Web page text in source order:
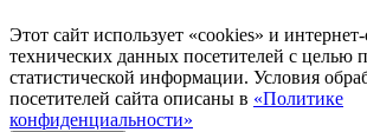
Этот сайт использует «cookies» и
технических данных посетителей с целью
статистической информации. Условия
посетителей сайта описаны в «Политике
конфиденциальности»